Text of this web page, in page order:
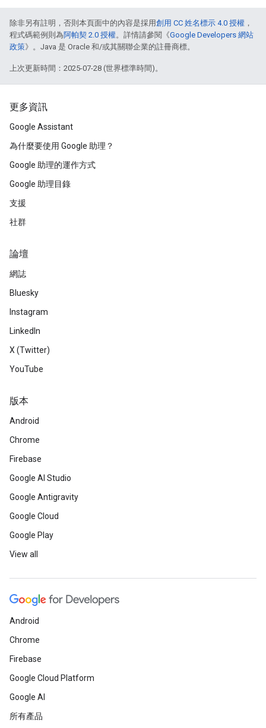
除非另有註明，否則本頁面中的內容是採用創用 CC 姓名標示 4.0 授權 ，
程式碼範例則為阿帕契 2.0 授權。詳情請參閱《Google Developers 網站
政策》。Java 是 Oracle 和/或其關聯企業的註冊商標。
上次更新時間：2025-07-28 (世界標準時間)。
更多資訊
Google Assistant
為什麼要使用 Google 助理？
Google 助理的運作方式
Google 助理目錄
支援
社群
論壇
網誌
Bluesky
Instagram
LinkedIn
X (Twitter)
YouTube
版本
Android
Chrome
Firebase
Google AI Studio
Google Antigravity
Google Cloud
Google Play
View all
Android
Chrome
Firebase
Google Cloud Platform
Google AI
所有產品